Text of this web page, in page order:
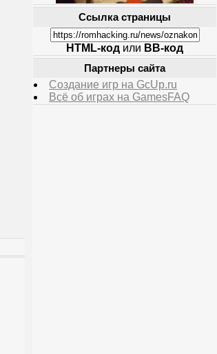
Ссылка страницы
HTML-код или BB-код
Партнеры сайта
Создание игр на GcUp.ru
Всё об играх на GamesFAQ